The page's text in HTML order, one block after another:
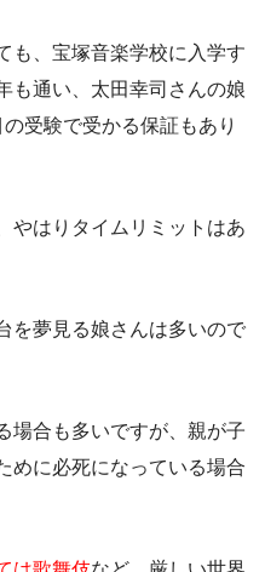
も、宝塚音楽学校に入学す
も通い、太田幸司さんの娘
受験で受かる保証もあり
やはりタイムリミットはあ
を夢見る娘さんは多いので
場合も多いですが、親が子
めに必死になっている場合